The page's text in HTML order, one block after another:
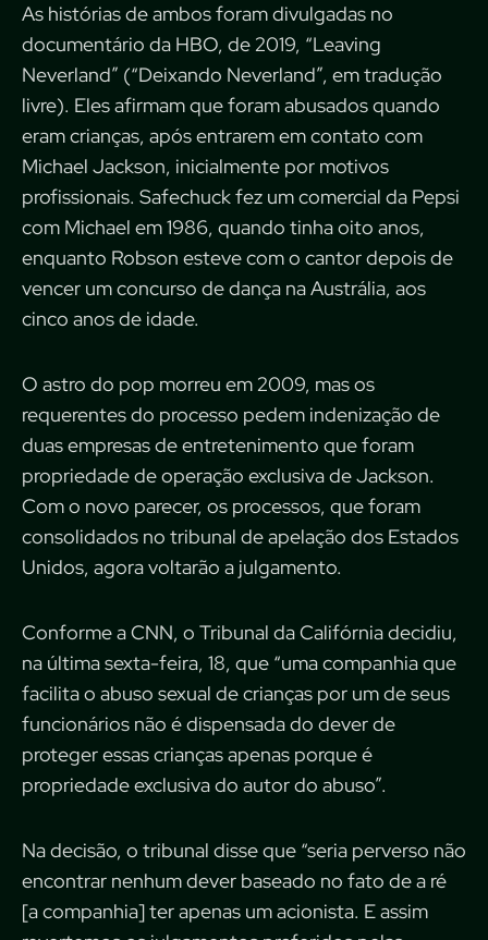
As histórias de ambos foram divulgadas no
documentário da HBO, de 2019, “Leaving
Neverland” (“Deixando Neverland”, em tradução
livre). Eles afirmam que foram abusados quando
eram crianças, após entrarem em contato com
Michael Jackson, inicialmente por motivos
profissionais. Safechuck fez um comercial da Pepsi
com Michael em 1986, quando tinha oito anos,
enquanto Robson esteve com o cantor depois de
vencer um concurso de dança na Austrália, aos
cinco anos de idade.
O astro do pop morreu em 2009, mas os
requerentes do processo pedem indenização de
duas empresas de entretenimento que foram
propriedade de operação exclusiva de Jackson.
Com o novo parecer, os processos, que foram
consolidados no tribunal de apelação dos Estados
Unidos, agora voltarão a julgamento.
Conforme a CNN, o Tribunal da Califórnia decidiu,
na última sexta-feira, 18, que “uma companhia que
facilita o abuso sexual de crianças por um de seus
funcionários não é dispensada do dever de
proteger essas crianças apenas porque é
propriedade exclusiva do autor do abuso”.
Na decisão, o tribunal disse que “seria perverso não
encontrar nenhum dever baseado no fato de a ré
[a companhia] ter apenas um acionista. E assim